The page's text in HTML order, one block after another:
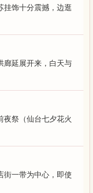
挂饰十分震撼，边逛
廊延展开来，白天与
祭（仙台七夕花火
街一带为中心，即使